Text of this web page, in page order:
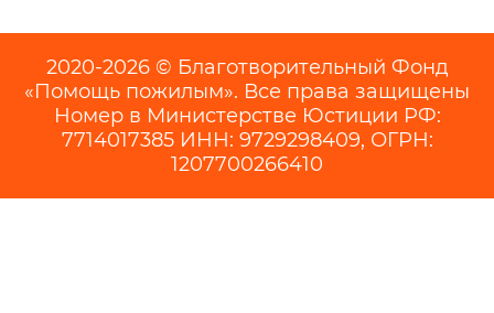
2020-2026 © Благотворительный Фонд
«Помощь пожилым». Все права защищены
Номер в Министерстве Юстиции РФ:
7714017385 ИНН: 9729298409, ОГРН:
1207700266410